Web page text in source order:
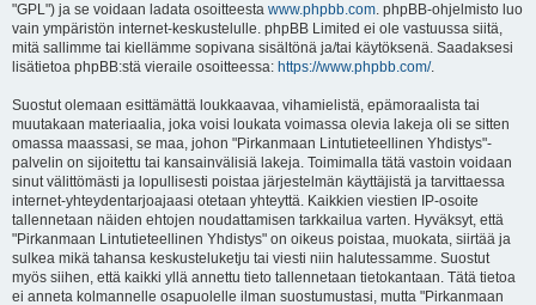
"GPL") ja se voidaan ladata osoitteesta www.phpbb.com. phpBB-ohjelmisto luo
vain ympäristön internet-keskustelulle. phpBB Limited ei ole vastuussa siitä,
mitä sallimme tai kiellämme sopivana sisältönä ja/tai käytöksenä. Saadaksesi
lisätietoa phpBB:stä vieraile osoitteessa: https://www.phpbb.com/.
Suostut olemaan esittämättä loukkaavaa, vihamielistä, epämoraalista tai
muutakaan materiaalia, joka voisi loukata voimassa olevia lakeja oli se sitten
omassa maassasi, se maa, johon "Pirkanmaan Lintutieteellinen Yhdistys"-
palvelin on sijoitettu tai kansainvälisiä lakeja. Toimimalla tätä vastoin voidaan
sinut välittömästi ja lopullisesti poistaa järjestelmän käyttäjistä ja tarvittaessa
internet-yhteydentarjoajaasi otetaan yhteyttä. Kaikkien viestien IP-osoite
tallennetaan näiden ehtojen noudattamisen tarkkailua varten. Hyväksyt, että
"Pirkanmaan Lintutieteellinen Yhdistys" on oikeus poistaa, muokata, siirtää ja
sulkea mikä tahansa keskusteluketju tai viesti niin halutessamme. Suostut
myös siihen, että kaikki yllä annettu tieto tallennetaan tietokantaan. Tätä tietoa
ei anneta kolmannelle osapuolelle ilman suostumustasi, mutta "Pirkanmaan